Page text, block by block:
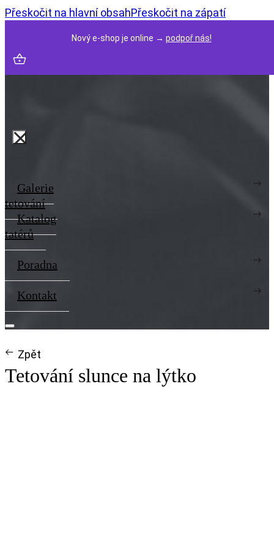
Přeskočit na hlavní obsahPřeskočit na zápatí
Nový e-shop je online → podpoř nás!
Galerie
tetování
Katalog
tatérů
Poradna
Kontakt
Zpět
Tetování slunce na lýtko